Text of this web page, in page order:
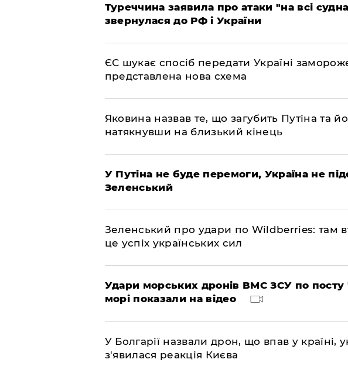
Туреччина заявила про атаки "на всі
звернулася до РФ і України
ЄС шукає спосіб передати Україні
представлена ​​нова схема
Яковина назвав те, що загубить Путіна та
натякнувши на близький кінець
У Путіна не буде перемоги, Україна не
Зеленський
Зеленський про удари по Wildberries: там
це успіх українських сил
Удари морських дронів ВМС ЗСУ по
морі показали на відео
У Болгарії назвали дрон, що впав у країні,
з'явилася реакція Києва